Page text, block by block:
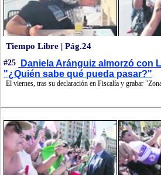
Tiempo Libre | Pág.24
#25
Daniela Aránguiz almorzó con
"¿Quién sabe qué pueda pasar?"
El viernes, tras su declaración en Fiscalía y grabar